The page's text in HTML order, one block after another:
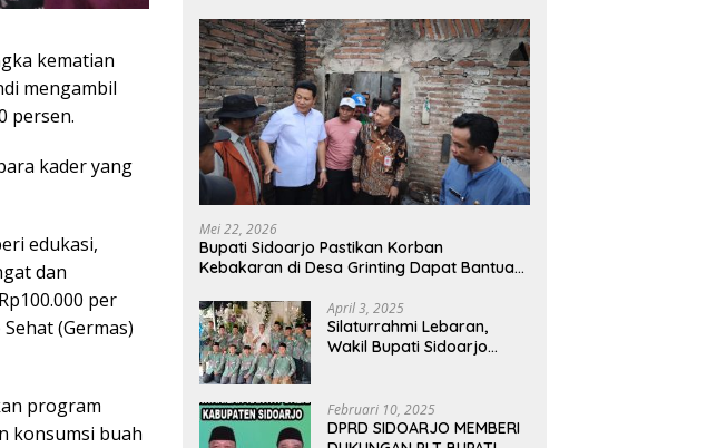
kematian
mengambil
persen.
kader yang
edukasi,
dan
per
(Germas)
program
konsumsi buah
Mei 22, 2026
Bupati Sidoarjo Pastikan Korban
Kebakaran di Desa Grinting Dapat Bantuan
April 3, 2025
Silaturrahmi Lebaran,
Wakil Bupati Sidoarjo
Februari 10, 2025
DPRD SIDOARJO MEMBERI